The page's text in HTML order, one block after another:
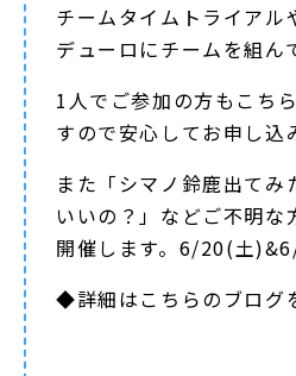
チームタイムトライアル
デューロにチームを組ん
1人でご参加の方もこち
すので安心してお申し込
また「シマノ鈴鹿出てみ
いいの？」などご不明な
開催します。6/20(土
◆詳細はこちらのブログ